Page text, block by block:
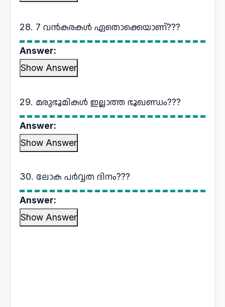
28. 7 വൻകരകൾ ഏതൊക്കെയാണ്???
Answer:
Show Answer
29. മരുഭൂമികൾ ഇല്ലാത്ത ഭൂഖണ്ഡം???
Answer:
Show Answer
30. ലോക പർവ്വത ദിനം???
Answer:
Show Answer